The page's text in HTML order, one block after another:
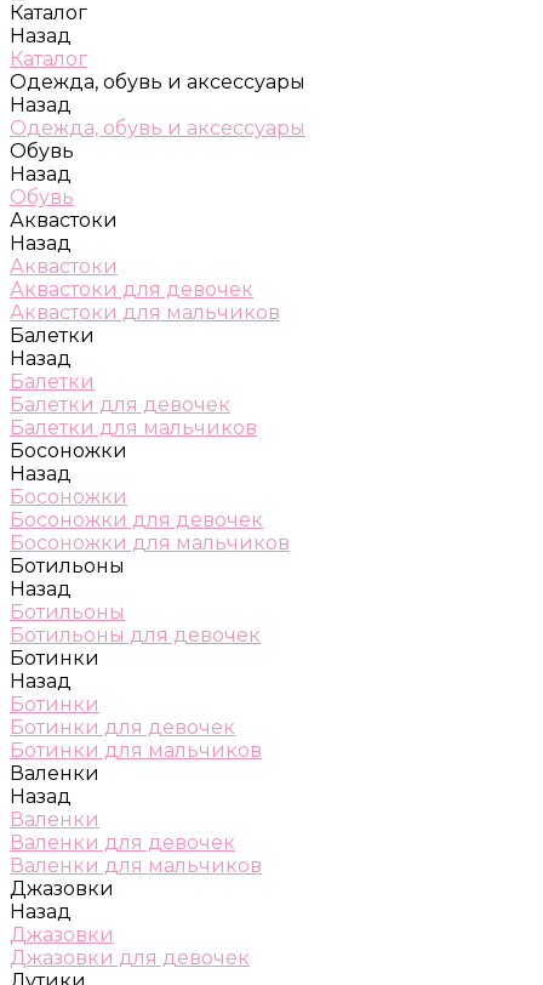
Каталог
Назад
Каталог
Одежда, обувь и аксессуары
Назад
Одежда, обувь и аксессуары
Обувь
Назад
Обувь
Аквастоки
Назад
Аквастоки
Аквастоки для девочек
Аквастоки для мальчиков
Балетки
Назад
Балетки
Балетки для девочек
Балетки для мальчиков
Босоножки
Назад
Босоножки
Босоножки для девочек
Босоножки для мальчиков
Ботильоны
Назад
Ботильоны
Ботильоны для девочек
Ботинки
Назад
Ботинки
Ботинки для девочек
Ботинки для мальчиков
Валенки
Назад
Валенки
Валенки для девочек
Валенки для мальчиков
Джазовки
Назад
Джазовки
Джазовки для девочек